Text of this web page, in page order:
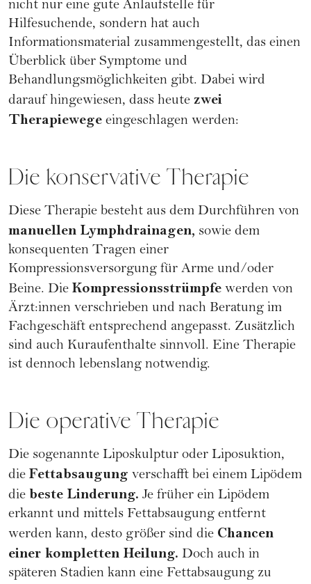
nicht nur eine gute Anlaufstelle für
Hilfesuchende, sondern hat auch
Informationsmaterial zusammengestellt, das einen
Überblick über Symptome und
Behandlungsmöglichkeiten gibt. Dabei wird
darauf hingewiesen, dass heute zwei
Therapiewege eingeschlagen werden:
Die konservative Therapie
Diese Therapie besteht aus dem Durchführen von
manuellen Lymphdrainagen, sowie dem
konsequenten Tragen einer
Kompressionsversorgung für Arme und/oder
Beine. Die Kompressionsstrümpfe werden von
Ärzt:innen verschrieben und nach Beratung im
Fachgeschäft entsprechend angepasst. Zusätzlich
sind auch Kuraufenthalte sinnvoll. Eine Therapie
ist dennoch lebenslang notwendig.
Die operative Therapie
Die sogenannte Liposkulptur oder Liposuktion,
die Fettabsaugung verschafft bei einem Lipödem
die beste Linderung. Je früher ein Lipödem
erkannt und mittels Fettabsaugung entfernt
werden kann, desto größer sind die Chancen
einer kompletten Heilung. Doch auch in
späteren Stadien kann eine Fettabsaugung zu